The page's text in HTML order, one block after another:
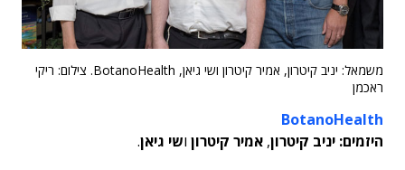
משמאל: יניב קיטרון, אמיר קיטרון ושי גיאן, BotanoHealth. צילום: ריקי
ראכמן
BotanoHealth
היזמים: יניב קיטרון, אמיר קיטרון ושי גיאן.